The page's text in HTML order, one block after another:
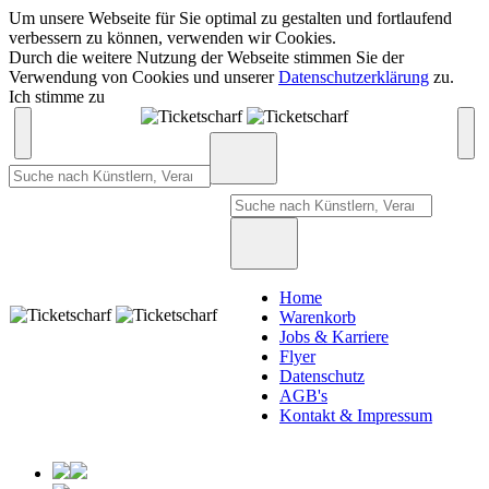
Um unsere Webseite für Sie optimal zu gestalten und fortlaufend
verbessern zu können, verwenden wir Cookies.
Durch die weitere Nutzung der Webseite stimmen Sie der
Verwendung von Cookies und unsererDatenschutzerklärung zu.
Ich stimme zu
Home
Warenkorb
Jobs & Karriere
Flyer
Datenschutz
AGB's
Kontakt & Impressum